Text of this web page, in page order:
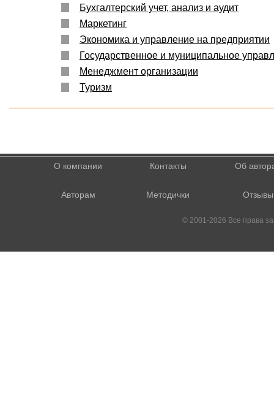
Бухгалтерский учет, анализ и аудит
Маркетинг
Экономика и управление на предприятии
Государственное и муниципальное
Менеджмент организации
Туризм
О компании Контакты Об
Авторам Методички Отзывы
© 2001-2026 Все права